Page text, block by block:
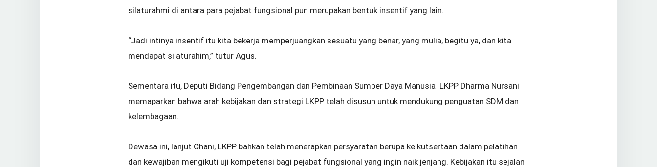
silaturahmi di antara para pejabat fungsional pun merupakan bentuk insentif yang lain.
“Jadi intinya insentif itu kita bekerja memperjuangkan sesuatu yang benar, yang mulia, begitu ya, dan kita
mendapat silaturahim,” tutur Agus.
Sementara itu, Deputi Bidang Pengembangan dan Pembinaan Sumber Daya Manusia LKPP Dharma Nursani
memaparkan bahwa arah kebijakan dan strategi LKPP telah disusun untuk mendukung penguatan SDM dan
kelembagaan.
Dewasa ini, lanjut Chani, LKPP bahkan telah menerapkan persyaratan berupa keikutsertaan dalam pelatihan
dan kewajiban mengikuti uji kompetensi bagi pejabat fungsional yang ingin naik jenjang. Kebijakan itu sejalan